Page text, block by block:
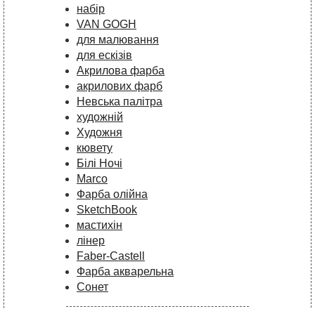
набір
VAN GOGH
для малювання
для ескізів
Акрилова фарба
акрилових фарб
Невська палітра
художній
Художня
кювету
Білі Ночі
Marco
Фарба олійна
SketchBook
мастихін
лінер
Faber-Castell
Фарба акварельна
Сонет